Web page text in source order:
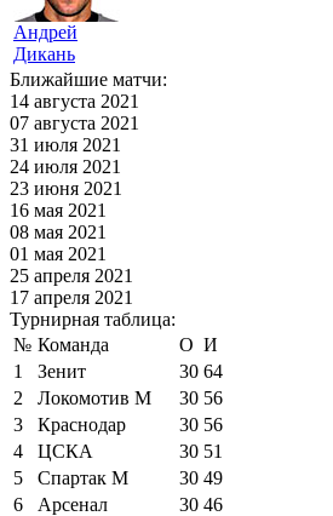
Андрей
Дикань
Ближайшие матчи:
14 августа 2021
07 августа 2021
31 июля 2021
24 июля 2021
23 июня 2021
16 мая 2021
08 мая 2021
01 мая 2021
25 апреля 2021
17 апреля 2021
Турнирная таблица:
№ Команда О И
1
Зенит 30 64
2
Локомотив М 30 56
3
Краснодар 30 56
4
ЦСКА 30 51
5
Спартак М 30 49
6
Арсенал 30 46